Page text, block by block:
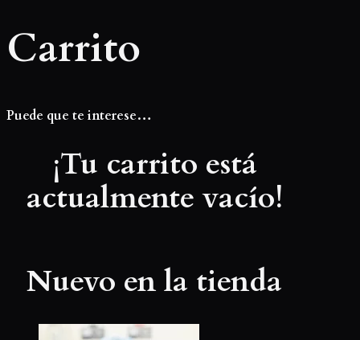
Saltar
al
Carrito
Puede que te interese…
¡Tu carrito está
actualmente vacío!
Nuevo en la tienda